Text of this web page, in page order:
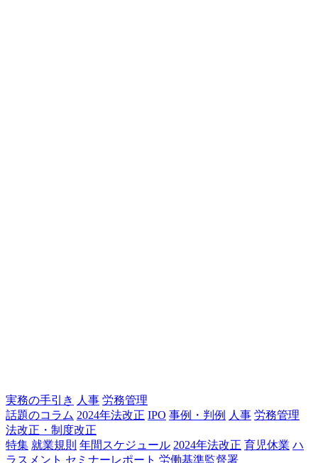
実務の手引き 人事 労務管理
話題のコラム 2024年法改正 IPO 事例・判例 人事 労務管理
法改正・制度改正
特集 就業規則 年間スケジュール 2024年法改正 育児休業 ハ
ラスメント セミナーレポート 労働基準監督署